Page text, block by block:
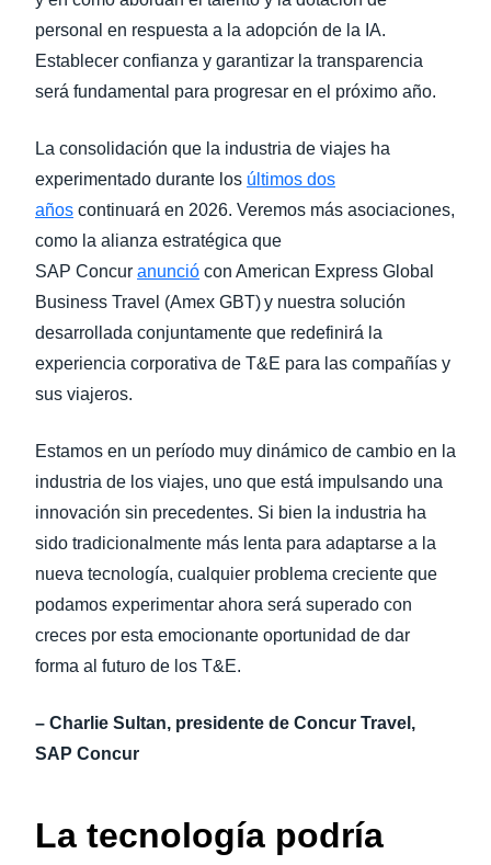
personal en respuesta a la adopción de la IA.
Establecer confianza y garantizar la transparencia
será fundamental para progresar en el próximo año.
La consolidación que la industria de viajes ha
experimentado durante los últimos dos
años continuará en 2026. Veremos más asociaciones,
como la alianza estratégica que
SAP Concur anunció con American Express Global
Business Travel (Amex GBT) y nuestra solución
desarrollada conjuntamente que redefinirá la
experiencia corporativa de T&E para las compañías y
sus viajeros.
Estamos en un período muy dinámico de cambio en la
industria de los viajes, uno que está impulsando una
innovación sin precedentes. Si bien la industria ha
sido tradicionalmente más lenta para adaptarse a la
nueva tecnología, cualquier problema creciente que
podamos experimentar ahora será superado con
creces por esta emocionante oportunidad de dar
forma al futuro de los T&E.
– Charlie Sultan, presidente de Concur Travel,
SAP Concur
La tecnología podría